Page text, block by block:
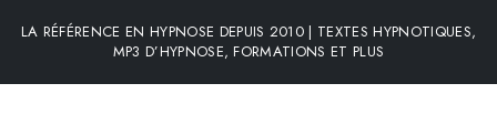
LA RÉFÉRENCE EN HYPNOSE DEPUIS 2010 | TEXTES HYPNOTIQUES,
MP3 D’HYPNOSE, FORMATIONS ET PLUS